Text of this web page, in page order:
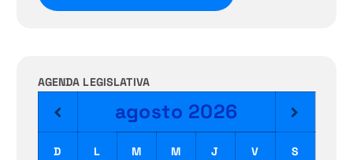
AGENDA LEGISLATIVA
agosto 2026
D L M M J V
S